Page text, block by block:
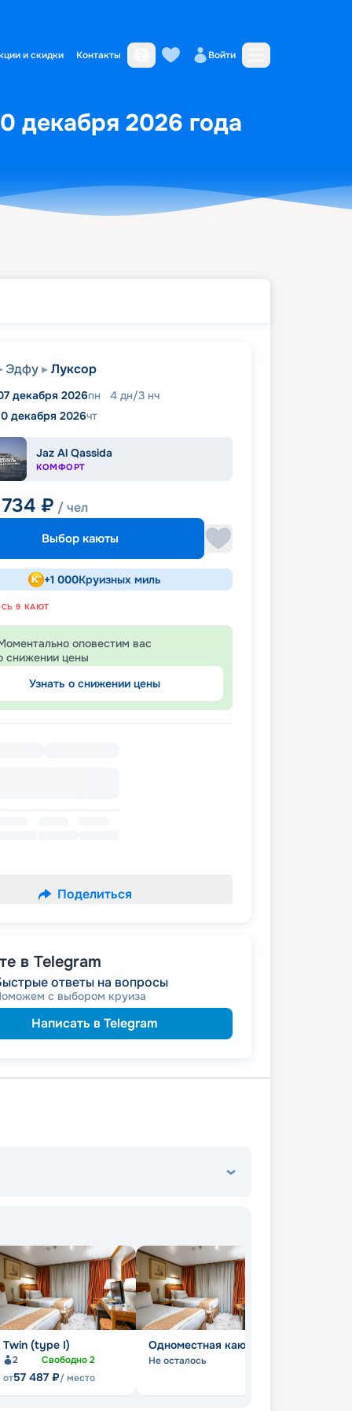
и скидки Контакты Войти
декабря 2026 года
Эдфу Луксор
декабря 2026пн 4 дн/3 нч
декабря 2026чт
Jaz Al Qassida
КОМФОРТ
₽ / чел
Выбор каюты
+1 000Круизных миль
9 КАЮТ
оповестим вас
снижении цены
Узнать о снижении цены
Поделиться
в Telegram
ответы на вопросы
с выбором круиза
Написать в Telegram
Twin (type I)
2 Свободно2
от57 487 ₽/ место
Одноместная каюта
Не осталось